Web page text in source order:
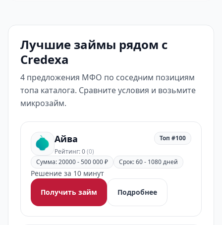
Лучшие займы рядом с
Credexa
4 предложения МФО по соседним позициям
топа каталога. Сравните условия и возьмите
микрозайм.
Айва
Рейтинг: 0(0)
Топ #100
Сумма: 20000 - 500 000 ₽ Срок: 60 - 1080 дней
Решение за 10 минут
Получить займ
Подробнее